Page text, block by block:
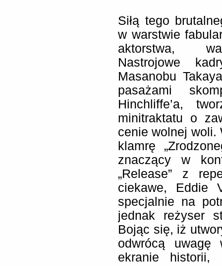
Siłą tego
w warstwie
aktorstwa,
Nastrojowe
Masanobu
pasażami
Hinchliffe’a,
minitraktatu o
cenie wolnej woli.
klamrę
znaczący w
„Release” z
ciekawe, Eddie
specjalnie na
jednak reżyser
Bojąc się, iż
odwrócą uwagę
ekranie historii,